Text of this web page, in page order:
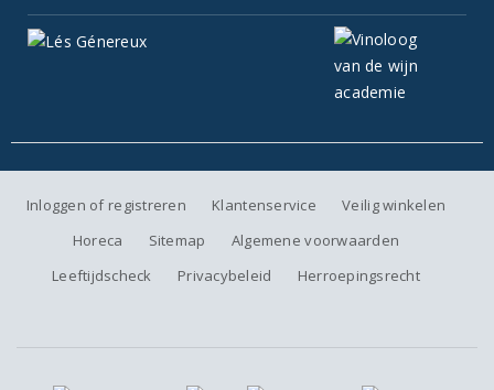
Inloggen of registreren Klantenservice
Veilig winkelen
Horeca
Sitemap
Algemene voorwaarden
Leeftijdscheck
Privacybeleid Herroepingsrecht